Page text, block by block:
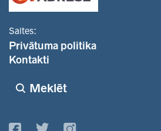
Saites:
Privātuma politika
Kontakti
Meklēt